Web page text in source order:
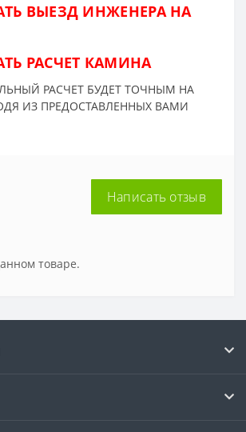
ВЫЕЗД ИНЖЕНЕРА НА
РАСЧЕТ КАМИНА
РАСЧЕТ БУДЕТ ТОЧНЫМ НА
ИЗ ПРЕДОСТАВЛЕННЫХ ВАМИ
Написать отзыв
товаре.